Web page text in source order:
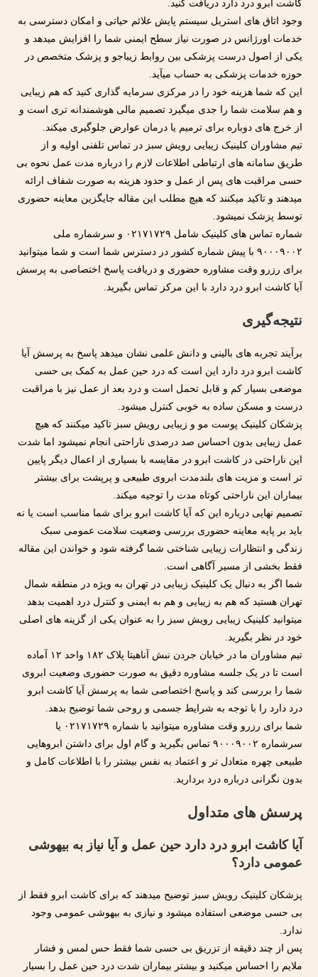
کاشت ابرو درد دارد دریافت کنید.
وجود اتاق های استریل سیستم پایش علائم حیاتی و امکان دسترسی به
خدمات اورژانس در صورت نیاز سطح ایمنی شما را افزایش میدهد و
یکی از اصول درست پزشکی بین روابط زیباجو و پزشک متخصص در
حوزه خدمات پزشکی به حساب میآید.
این که شما هزینه خود را در مرکزی سرمایه گذاری کنید که هم زیبایی
و هم سلامت شما را جدی میگیرد تصمیم مالی هوشمندانه تری است و
از خرج های دوباره برای ترمیم یا درمان عوارض جلوگیری میکند.
تیم مشاوران کلینیک زیبایی رویش سبز در تماس تلفنی اولیه و از
طریق سامانه های ارتباطی اطلاعات لازم را درباره مدت عمل نحوه بی
حسی مراقبت های پس از عمل و حدود هزینه به صورت شفاف ارائه
میدهند و تاکید میکنند که هیچ مطلب این مقاله جایگزین معاینه حضوری
توسط پزشک نمیشود.
شماره تماس های کلینیک شامل ۰۲۱۷۱۷۲۹ و سرشماره ملی
۹۰۰۰۹۰۰۲ با پیش شماره کشور در دسترس شما است و شما میتوانید
برای رزرو وقت مشاوره حضوری و دریافت پاسخ اختصاصی به پرسش
آیا کاشت ابرو درد دارد با این مرکز تماس بگیرید.
نتیجه‌گیری
برآیند تجربه های بالینی و دانش علمی نشان میدهد پاسخ به پرسش آیا
کاشت ابرو درد دارد این است که درد حین عمل به کمک بی حسی
موضعی بسیار کم و قابل تحمل است و درد بعد از عمل نیز با مراقبت
درست و مسکن ساده به خوبی کنترل میشود.
پزشکان کلینیک پوست مو و زیبایی رویش سبز تاکید میکنند که هیچ
عمل زیبایی بدون احساس صد درصدی ناراحتی انجام نمیشود اما شدت
این ناراحتی در کاشت ابرو در مقایسه با بسیاری از اعمال دیگر پایین
تر است و مزیت های بلندمدت ابروی طبیعی و پرپشت برای بیشتر
بیماران این ناراحتی کوتاه مدت را توجیه میکند.
تصمیم نهایی درباره این که آیا کاشت ابرو برای شما مناسب است یا نه
باید بر پایه معاینه حضوری بررسی وضعیت سلامت عمومی سبک
زندگی و انتظارات زیبایی شناختی شما گرفته شود و خواندن این مقاله
فقط بخشی از مسیر آگاهی است.
شما اگر به دنبال یک کلینیک زیبایی در تهران به ویژه در منطقه شمال
تهران هستید که هم به زیبایی و هم به ایمنی و کنترل درد اهمیت بدهد
میتوانید کلینیک زیبایی رویش سبز را به عنوان یکی از گزینه های اصلی
خود در نظر بگیرید.
تیم مشاوران ما در خیابان جردن نبش آناهیتا پلاک ۱۸۲ واحد ۱۲ آماده
است تا در یک جلسه مشاوره دقیق به صورت حضوری وضعیت ابروی
شما را بررسی کند و پاسخ اختصاصی شما به پرسش آیا کاشت ابرو
درد دارد را با توجه به شرایط جسمی و روحی شما توضیح بدهد.
شما برای رزرو وقت مشاوره میتوانید با شماره ۰۲۱۷۱۷۲۹ یا
سرشماره ۹۰۰۰۹۰۰۲ تماس بگیرید و گام اول برای داشتن ابروهایی
طبیعی چهره متعادل تر و اعتماد به نفس بیشتر را با اطلاعات کامل و
بدون نگرانی درباره درد بردارید.
پرسش های متداول
آیا کاشت ابرو درد دارد حین عمل و آیا نیاز به بیهوشی
عمومی دارد؟
پزشکان کلینیک رویش سبز توضیح میدهند که برای کاشت ابرو فقط از
بی حسی موضعی استفاده میشود و نیازی به بیهوشی عمومی وجود
ندارد.
پس از چند دقیقه از تزریق بی حسی شما فقط حس لمس و فشار
ملایم را احساس میکنید و بیشتر بیماران شدت درد حین عمل را بسیار